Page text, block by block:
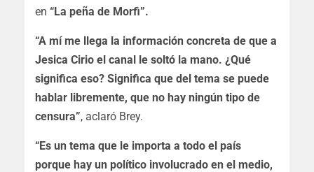
en “La peña de Morfi”.
“A mí me llega la información concreta de que a
Jesica Cirio el canal le soltó la mano. ¿Qué
significa eso? Significa que del tema se puede
hablar libremente, que no hay ningún tipo de
censura”, aclaró Brey.
“Es un tema que le importa a todo el país
porque hay un político involucrado en el medio,